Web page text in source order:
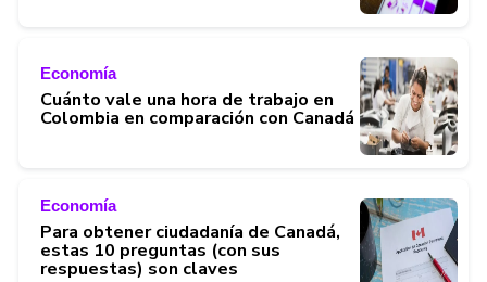
Economía
Cuánto vale una hora de trabajo en
Colombia en comparación con Canadá
Economía
Para obtener ciudadanía de Canadá,
estas 10 preguntas (con sus
respuestas) son claves